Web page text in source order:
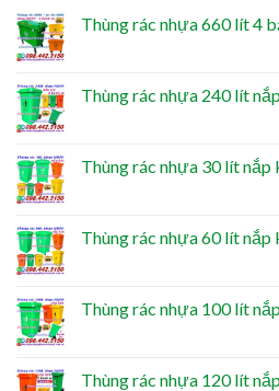
Thùng rác nhựa 660 lít 4
Thùng rác nhựa 240 lít
Thùng rác nhựa 30 lít nắp
Thùng rác nhựa 60 lít nắp
Thùng rác nhựa 100 lít
Thùng rác nhựa 120 lít